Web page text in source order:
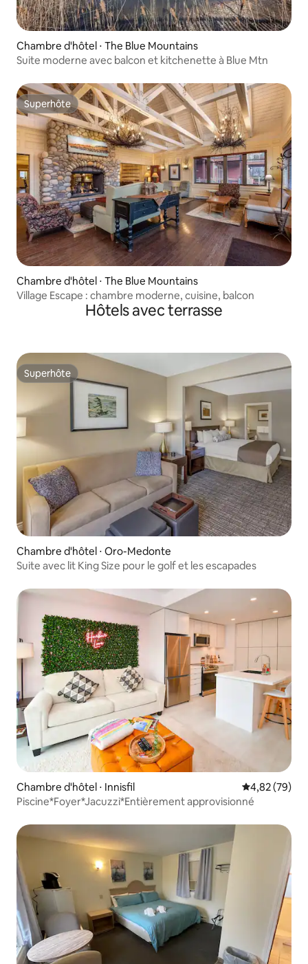
Chambre d'hôtel ⋅ The Blue Mountains
Suite moderne avec balcon et kitchenette à Blue Mtn
Superhôte
Superhôte
Chambre d'hôtel ⋅ The Blue Mountains
Village Escape : chambre moderne, cuisine, balcon
Hôtels avec terrasse
Superhôte
Superhôte
Chambre d'hôtel ⋅ Oro-Medonte
Suite avec lit King Size pour le golf et les escapades
Chambre d'hôtel ⋅ Innisfil Évaluation
4,82 (79)
Piscine*Foyer*Jacuzzi*Entièrement approvisionné